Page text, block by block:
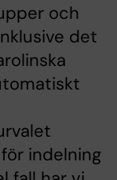
och
det
indelning